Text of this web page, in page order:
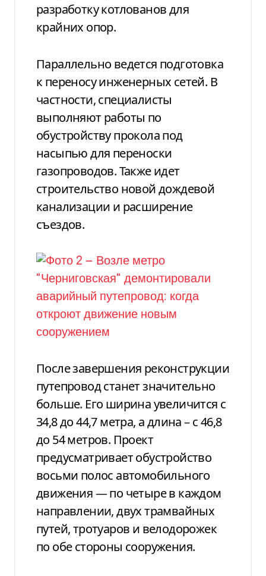
разработку котлованов для
крайних опор.
Параллельно ведется подготовка
к переносу инженерных сетей. В
частности, специалисты
выполняют работы по
обустройству прокола под
насыпью для переноски
газопроводов. Также идет
строительство новой дождевой
канализации и расширение
съездов.
После завершения реконструкции
путепровод станет значительно
больше. Его ширина увеличится с
34,8 до 44,7 метра, а длина – с 46,8
до 54 метров. Проект
предусматривает обустройство
восьми полос автомобильного
движения — по четыре в каждом
направлении, двух трамвайных
путей, тротуаров и велодорожек
по обе стороны сооружения.